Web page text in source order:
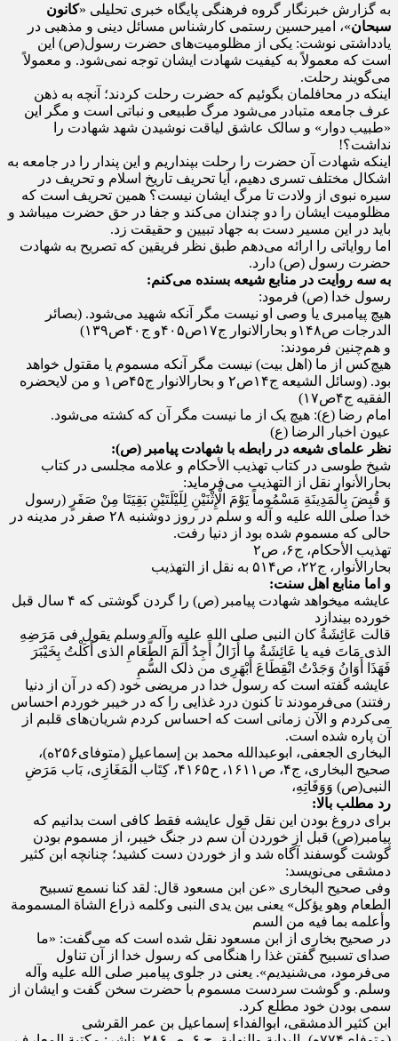
به گزارش خبرنگار گروه فرهنگی پایگاه خبری تحلیلی «کانون
سبحان»، امیرحسین رستمی کارشناس مسائل دینی و مذهبی در
یادداشتی نوشت: یکی از مظلومیت‌های حضرت رسول(ص) این
است که معمولاً به کیفیت شهادت ایشان توجه نمی‌شود. و معمولاً
می‌گویند رحلت.
اینکه در محافلمان بگوئیم که حضرت رحلت کردند؛ آنچه به ذهن
عرف جامعه متبادر می‌شود مرگ طبیعی و نباتی است و مگر این
«طبیب دوار» و سالک عاشق لیاقت نوشیدن شهد شهادت را
نداشت؟!
اینکه شهادت آن حضرت را رحلت بپنداریم و این پندار را در جامعه به
اشکال مختلف تسری دهیم، آیا تحریف تاریخ اسلام و تحریف در
سیره نبوی از ولادت تا مرگ ایشان نیست؟ همین تحریف است که
مظلومیت ایشان را دو چندان می‌کند و جفا در حق حضرت میباشد و
باید در این مسیر دست به جهاد تبیین و حقیقت زد.
اما روایاتی را ارائه می‌دهم طبق نظر فریقین که تصریح به شهادت
حضرت رسول (ص) دارد.
به سه روایت در منابع شیعه بسنده می‌کنم:
رسول خدا (ص) فرمود:
هیچ پیامبری یا وصی او نیست مگر آنکه شهید می‌شود. (بصائر
الدرجات ص۱۴۸و بحارالانوار ج۱۷ص۴۰۵و ج۴۰ص۱۳۹)
و هم‌چنین فرمودند:
هیچ‌کس از ما (اهل بیت) نیست مگر آنکه مسموم یا مقتول خواهد
بود. (وسائل الشیعه ج۱۴ص۲ و بحارالانوار ج۴۵ص۱ و من لایحضره
الفقیه ج۴ص۱۷)
امام رضا (ع): هیچ یک از ما نیست مگر آن که کشته می‌شود.
عیون اخبار الرضا (ع)
نظر علمای شیعه در رابطه با شهادت پیامبر (ص):
شیخ طوسی در کتاب تهذیب الأحکام و علامه مجلسی در کتاب
بحارالأنوار نقل از التهذیب می‌فرماید:
وَ قُبِضَ بِالْمَدِینَةِ مَسْمُوماً یَوْمَ الْإِثْنَیْنِ لِلَیْلَتَیْنِ بَقِیَتَا مِنْ صَفَرٍ (رسول
خدا صلی الله علیه و آله و سلم در روز دوشنبه ۲۸ صفر در مدینه در
حالی که مسموم شده بود از دنیا رفت.
تهذیب الأحکام، ج۶، ص۲
بحارالأنوار، ج۲۲، ص۵۱۴ به نقل از التهذیب
و اما منابع اهل سنت:
عایشه میخواهد شهادت پیامبر (ص) را گردن گوشتی که ۴ سال قبل
خورده بیندازد
قالت عَائِشَةُ کان النبی صلی الله علیه وآله وسلم یقول فی مَرَضِهِ
الذی مَاتَ فیه یا عَائِشَةُ ما أَزَالُ أَجِدُ أَلَمَ الطَّعَامِ الذی أَکَلْتُ بِخَیْبَرَ
فَهَذَا أَوَانُ وَجَدْتُ انْقِطَاعَ أَبْهَرِی من ذلک السُّمِ
عایشه گفته است که رسول خدا در مریضی خود (که در آن از دنیا
رفتند) می‌فرمودند تا کنون درد غذایی را که در خیبر خوردم احساس
می‌کردم و الآن زمانی است که احساس کردم شریان‌های قلبم از
آن پاره شده است.
البخاری الجعفی، ابوعبدالله محمد بن إسماعیل (متوفای۲۵۶ه)،
صحیح البخاری، ج۴، ص۱۶۱۱، ح۴۱۶۵، کِتَاب الْمَغَازِی، بَاب مَرَضِ
النبی(ص) وَوَفَاتِهِ،
رد مطلب بالا:
برای دروغ بودن این نقل قول عایشه فقط کافی است بدانیم که
پیامبر(ص) قبل از خوردن آن سم در جنگ خیبر، از مسموم بودن
گوشت گوسفند آگاه شد و از خوردن دست کشید؛ چنانچه ابن کثیر
دمشقی می‌نویسد:
وفی صحیح البخاری «عن ابن مسعود قال: لقد کنا نسمع تسبیح
الطعام وهو یؤکل» یعنی بین یدی النبی وکلمه ذراع الشاة المسمومة
وأعلمه بما فیه من السم
در صحیح بخاری از ابن مسعود نقل شده است که می‌گفت: «ما
صدای تسبیح گفتن غذا را هنگامی که رسول خدا از آن تناول
می‌فرمود، می‌شنیدیم». یعنی در جلوی پیامبر صلی الله علیه وآله
وسلم. و گوشت سردست مسموم با حضرت سخن گفت و ایشان از
سمی بودن خود مطلع کرد.
ابن کثیر الدمشقی، ابوالفداء إسماعیل بن عمر القرشی